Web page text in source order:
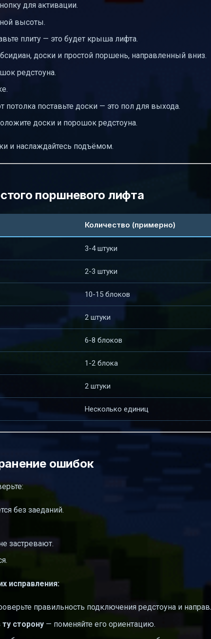
для активации.
высоты.
плиту — это будет крыша лифта.
доски и простой поршень, направленный вниз.
редстоуна.
потолка поставьте доски — это пол для выхода.
доски и порошок редстоуна.
и наслаждайтесь подъёмом.
поршневого лифта
Количество (примерно)
3-4 штуки
2-3 штуки
10-15 блоков
2 штуки
6-8 блоков
1-2 блока
2 штуки
Несколько единиц
ошибок
без заеданий.
застревают.
исправления:
правильность подключения редстоуна и
сторону — поменяйте его ориентацию.